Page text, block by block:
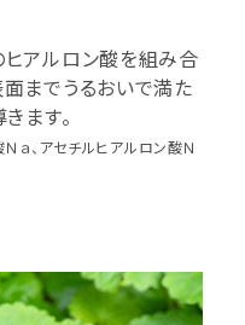
アルロン酸を組み合
までうるおいで満た
ます。
ａ、アセチルヒアルロン酸Ｎ